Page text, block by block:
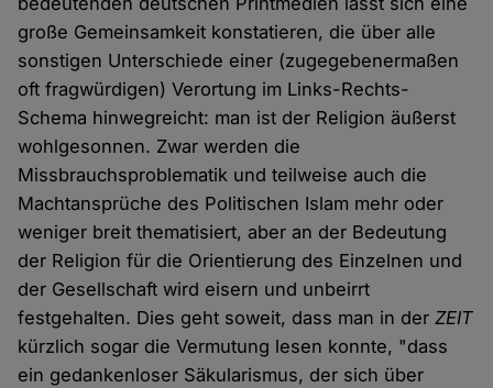
große Gemeinsamkeit konstatieren, die über alle
sonstigen Unterschiede einer (zugegebenermaßen
oft fragwürdigen) Verortung im Links-Rechts-
Schema hinwegreicht: man ist der Religion äußerst
wohlgesonnen. Zwar werden die
Missbrauchsproblematik und teilweise auch die
Machtansprüche des Politischen Islam mehr oder
weniger breit thematisiert, aber an der Bedeutung
der Religion für die Orientierung des Einzelnen und
der Gesellschaft wird eisern und unbeirrt
festgehalten. Dies geht soweit, dass man in derZEIT
kürzlich sogar die Vermutung lesen konnte, "dass
ein gedankenloser Säkularismus, der sich über